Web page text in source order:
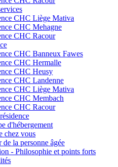
CHC Liège Mativa
CHC Mehagne
CHC Racour
CHC Banneux Fawes
CHC Hermalle
CHC Heusy
CHC Landenne
CHC Liège Mativa
CHC Membach
CHC Racour
d'hébergement
chez vous
de la personne âgée
- Philosophie et points forts